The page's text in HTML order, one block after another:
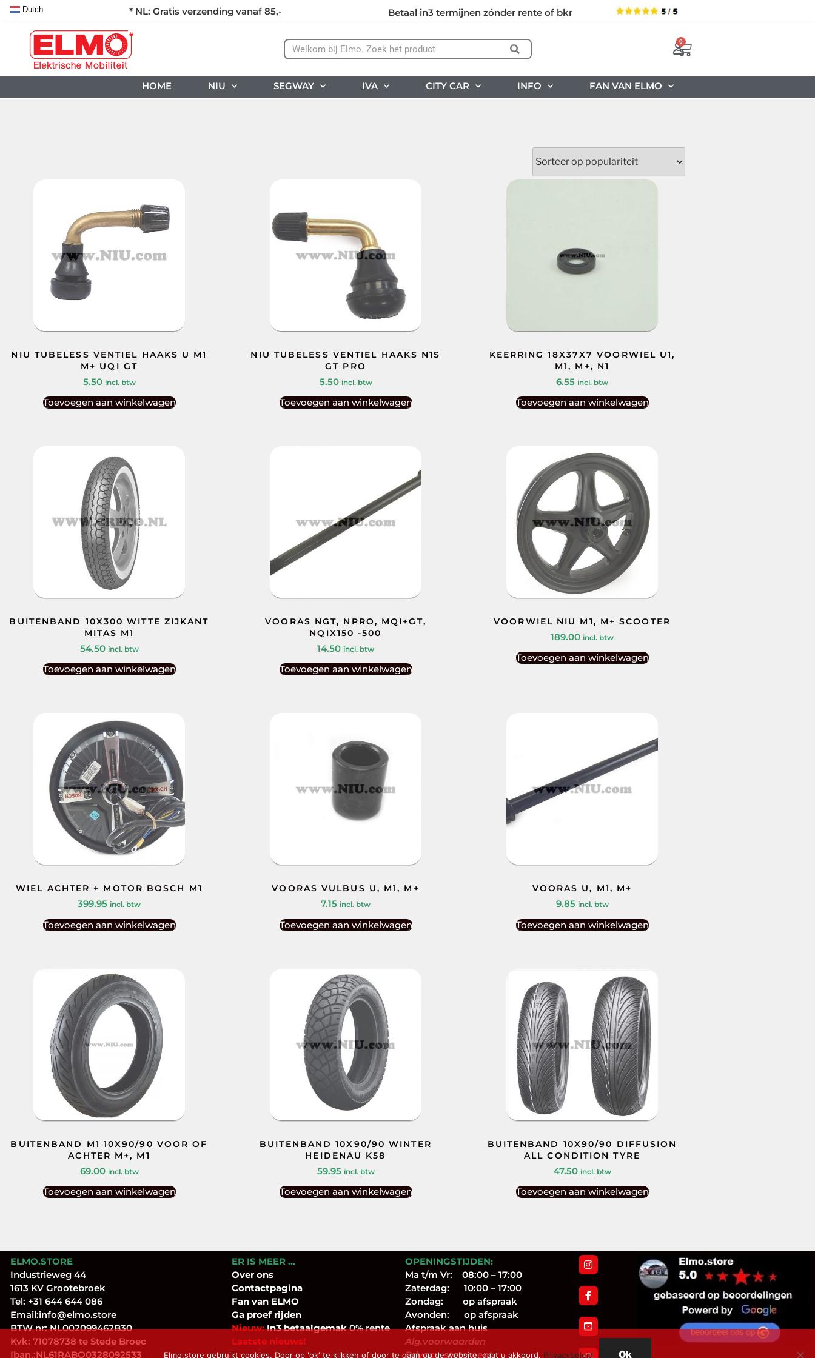
* NL: Gratis verzending vanaf 85,- Betaal in3 termijnen zónder rente of bkr
Dutch
0
HOME NIU SEGWAY IVA CITY CAR INFO FAN VAN ELMO
NIU TUBELESS VENTIEL HAAKS U M1
M+ UQI GT
5.50 incl. btw
Toevoegen aan winkelwagen
NIU TUBELESS VENTIEL HAAKS N1S
GT PRO
5.50 incl. btw
Toevoegen aan winkelwagen
KEERRING 18X37X7 VOORWIEL U1,
M1, M+, N1
6.55 incl. btw
Toevoegen aan winkelwagen
BUITENBAND 10X300 WITTE ZIJKANT
MITAS M1
54.50 incl. btw
Toevoegen aan winkelwagen
VOORAS NGT, NPRO, MQI+GT,
NQIX150 -500
14.50 incl. btw
Toevoegen aan winkelwagen
VOORWIEL NIU M1, M+ SCOOTER
189.00 incl. btw
Toevoegen aan winkelwagen
WIEL ACHTER + MOTOR BOSCH M1
399.95 incl. btw
Toevoegen aan winkelwagen
VOORAS VULBUS U, M1, M+
7.15 incl. btw
Toevoegen aan winkelwagen
VOORAS U, M1, M+
9.85 incl. btw
Toevoegen aan winkelwagen
BUITENBAND M1 10X90/90 VOOR OF
ACHTER M+, M1
69.00 incl. btw
Toevoegen aan winkelwagen
BUITENBAND 10X90/90 WINTER
HEIDENAU K58
59.95 incl. btw
Toevoegen aan winkelwagen
BUITENBAND 10X90/90 DIFFUSION
ALL CONDITION TYRE
47.50 incl. btw
Toevoegen aan winkelwagen
ELMO.STORE
Industrieweg 44
1613 KV Grootebroek
Tel: +31 644 644 086
Email:info@elmo.store
BTW nr: NL002099462B30
Kvk: 71078738 te Stede Broec
Iban.:NL61RABO0328092533
ER IS MEER …
Over ons
Contactpagina
Fanvan ELMO
Ga proef rijden
Nieuw:In3 betaalgemak0% rente
Laatste nieuws!
OPENINGSTIJDEN:
Ma t/m Vr: 08:00 – 17:00
Zaterdag: 10:00 – 17:00
Zondag: op afspraak
Avonden: op afspraak
Afspraak aan huis
Alg.voorwaarden
Privacy-statement
Elmo.store gebruikt cookies. Door op 'ok' te klikken of door te gaan op de website, gaat u akkoord. Privacybeleid Ok